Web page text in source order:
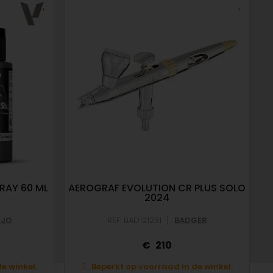
60 ML
winkel.
AEROGRAF EVOLUTION CR PLUS SOLO
2024
| BADGER
210
Beperkt op voorraad in de winkel.